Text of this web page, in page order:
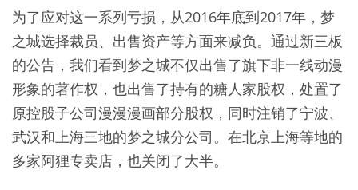
为了应对这一系列亏损，从2016年底到2017年，梦
之城选择裁员、出售资产等方面来减负。通过新三板
的公告，我们看到梦之城不仅出售了旗下非一线动漫
形象的著作权，也出售了持有的糖人家股权，处置了
原控股子公司漫漫漫画部分股权，同时注销了宁波、
武汉和上海三地的梦之城分公司。在北京上海等地的
多家阿狸专卖店，也关闭了大半。